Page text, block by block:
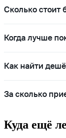
Сколько стоит
Когда лучше
Как найти
За сколько
Куда ещё